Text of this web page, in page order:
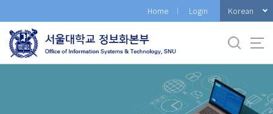
로
메
Home Login Korean